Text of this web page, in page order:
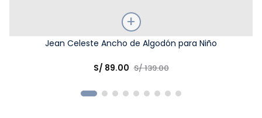
Jean Celeste Ancho de Algodón para Niño
S/ 89.00 S/139.00